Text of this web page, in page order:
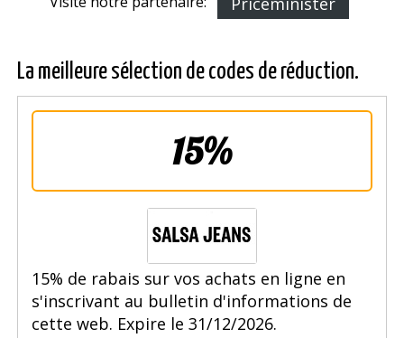
La meilleure sélection de codes de réduction.
15%
15% de rabais sur vos achats en ligne en
s'inscrivant au bulletin d'informations de
cette web. Expire le 31/12/2026.